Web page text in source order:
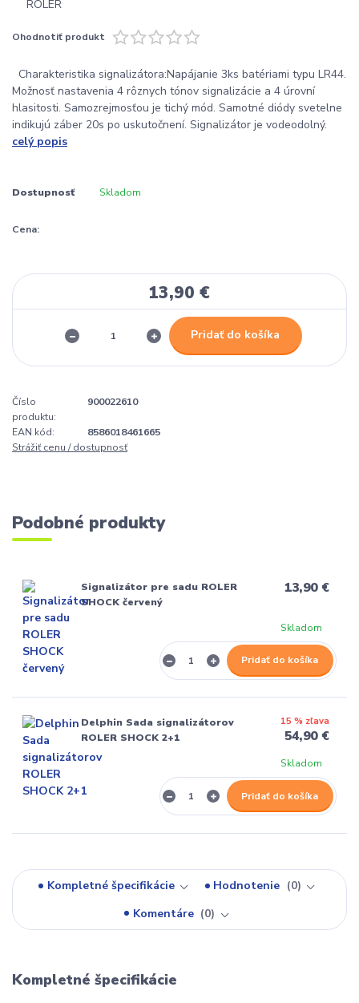
Ohodnotiť produkt
Charakteristika signalizátora:Napájanie 3ks batériami typu LR44.
Možnosť nastavenia 4 rôznych tónov signalizácie a 4 úrovní
hlasitosti. Samozrejmosťou je tichý mód. Samotné diódy svetelne
indikujú záber 20s po uskutočnení. Signalizátor je vodeodolný.
celý popis
Dostupnosť Skladom
Cena:
13,90 €
Pridať do košíka
Číslo
produktu:
900022610
EAN kód:
8586018461665
Strážiť cenu / dostupnosť
Podobné produkty
Signalizátor pre sadu ROLER
SHOCK červený
13,90 €
Skladom
Pridať do košíka
Delphin Sada signalizátorov
ROLER SHOCK 2+1
15 % zľava
54,90 €
Skladom
Pridať do košíka
Kompletné špecifikácie Hodnotenie
0
Komentáre
0
Kompletné špecifikácie